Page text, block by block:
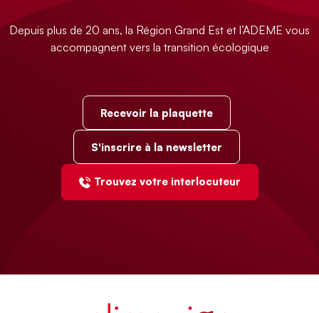
Depuis plus de 20 ans, la Région Grand Est et l’ADEME vous
accompagnent vers la transition écologique
Recevoir la plaquette
S'inscrire à la newsletter
Trouvez votre interlocuteur